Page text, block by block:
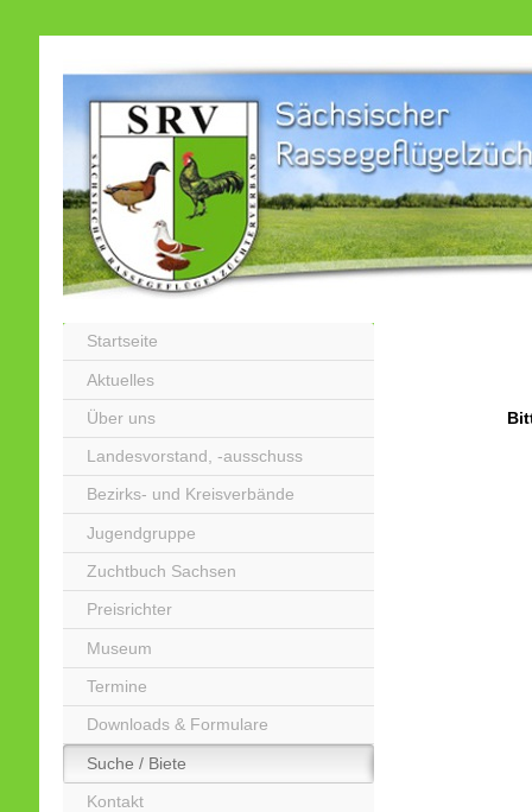
Startseite
Aktuelles
Über uns
Landesvorstand, -ausschuss
Bezirks- und Kreisverbände
Jugendgruppe
Zuchtbuch Sachsen
Preisrichter
Museum
Termine
Downloads & Formulare
Suche / Biete
Kontakt